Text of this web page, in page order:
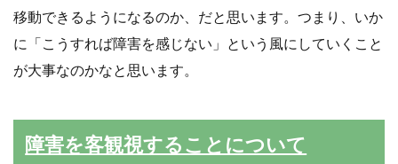
移動できるようになるのか、だと思います。つまり、いか
に「こうすれば障害を感じない」という風にしていくこと
が大事なのかなと思います。
障害を客観視することについて